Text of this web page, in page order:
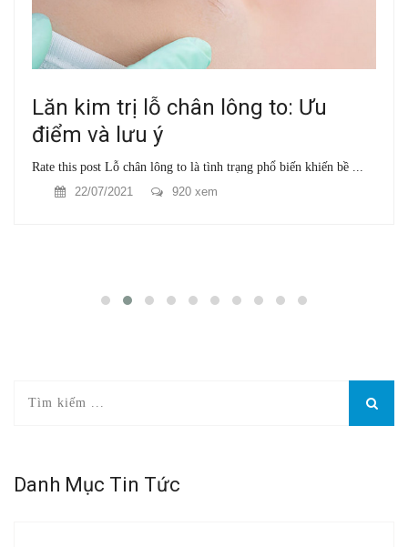
Lăn kim trị lỗ chân lông to: Ưu
điểm và lưu ý
Rate this post Lỗ chân lông to là tình trạng phổ biến khiến bề ...
22/07/2021
920 xem
Danh Mục Tin Tức